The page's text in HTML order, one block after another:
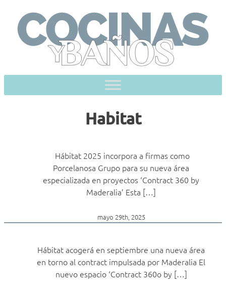
content
Habitat
Hábitat 2025 incorpora a firmas como
Porcelanosa Grupo para su nueva área
especializada en proyectos ‘Contract 360 by
Maderalia’ Esta […]
mayo 29th, 2025
Hábitat acogerá en septiembre una nueva área
en torno al contract impulsada por Maderalia El
nuevo espacio ‘Contract 360o by […]